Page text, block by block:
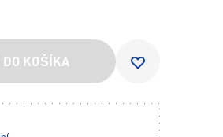
DO KOŠÍKA